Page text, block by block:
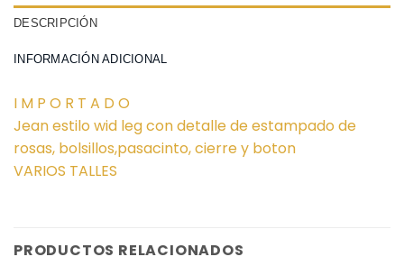
DESCRIPCIÓN
INFORMACIÓN ADICIONAL
I M P O R T A D O
Jean estilo wid leg con detalle de estampado de
rosas, bolsillos,pasacinto, cierre y boton
VARIOS TALLES
PRODUCTOS RELACIONADOS